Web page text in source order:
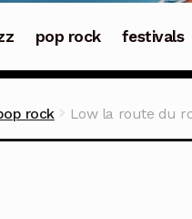
pop rock festivals
rock Low la route du